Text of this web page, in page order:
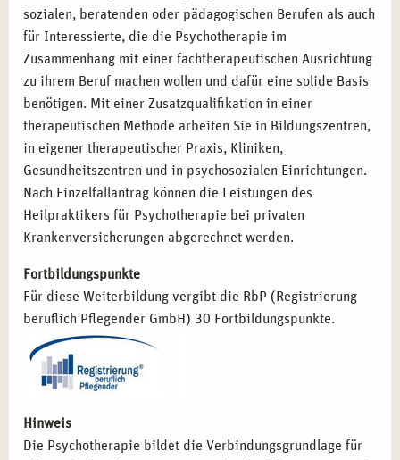
therapeutischen Arbeit nach bestandener Prüfung.
Psychologischer Berater:Kompetenz in der
psychologischen Beratung und Betreuung.
MIT CAMPUS NATURALIS IN ESSEN
ERFOLGREICH STARTEN
Entscheiden Sie sich für die Ausbildung zum Heilpraktiker
für Psychotherapie bei campus naturalis in Essen und
legen Sie den Grundstein für Ihre berufliche Zukunft. Mit
erfahrenen Dozenten, praxisnahen Lehrinhalten und einer
Voraussetzungen, um Ihre Karriere im Gesundheitswesen
erfolgreich zu starten. Lassen Sie uns gemeinsam Ihre
Ziele erreichen und Ihre beruflichen Visionen
verwirklichen!
sozialen, beratenden oder pädagogischen Berufen als auch
für Interessierte, die die Psychotherapie im
Zusammenhang mit einer fachtherapeutischen Ausrichtung
zu ihrem Beruf machen wollen und dafür eine solide Basis
benötigen. Mit einer Zusatzqualifikation in einer
therapeutischen Methode arbeiten Sie in Bildungszentren,
in eigener therapeutischer Praxis, Kliniken,
Gesundheitszentren und in psychosozialen Einrichtungen.
Nach Einzelfallantrag können die Leistungen des
Heilpraktikers für Psychotherapie bei privaten
Krankenversicherungen abgerechnet werden.
Fortbildungspunkte
Für diese Weiterbildung vergibt die RbP (Registrierung
beruflich Pflegender GmbH) 30 Fortbildungspunkte.
Hinweis
Die Psychotherapie bildet die Verbindungsgrundlage für